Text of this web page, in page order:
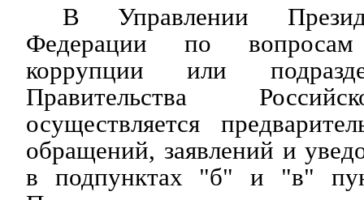
В Управлении
Федерации по вопросам
коррупции или
Правительства
осуществляется
обращений, заявлений и
в подпунктах "б" и "в"